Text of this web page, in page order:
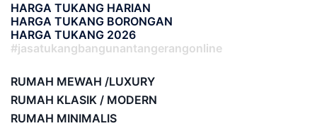
HARGA TUKANG HARIAN
HARGA TUKANG BORONGAN
HARGA TUKANG 2026
#jasatukangbangunantangerangonline
RUMAH MEWAH /LUXURY
RUMAH KLASIK / MODERN
RUMAH MINIMALIS